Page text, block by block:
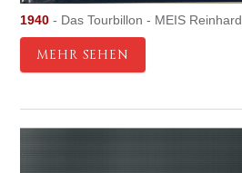
1940 - Das Tourbillon - MEIS Reinhard
MEHR SEHEN